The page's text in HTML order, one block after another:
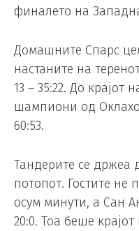
финалето на
Домашните Спарс
настаните на
13 – 35:22. До крајот
шампиони од
60:53.
Тандерите се држеа
потопот. Гостите не
осум минути, а Сан
20:0. Тоа беше